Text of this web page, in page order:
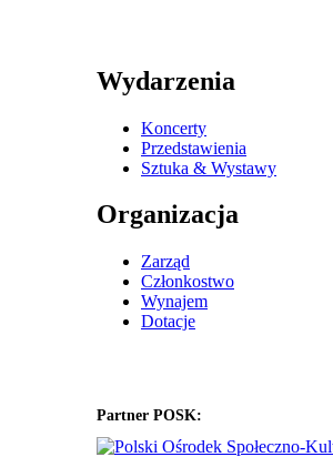
Wydarzenia
Koncerty
Przedstawienia
Sztuka & Wystawy
Organizacja
Zarząd
Członkostwo
Wynajem
Dotacje
Partner POSK: